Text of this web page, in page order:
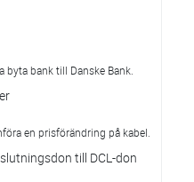
bank till Danske Bank.
en prisförändring på kabel.
till DCL-don